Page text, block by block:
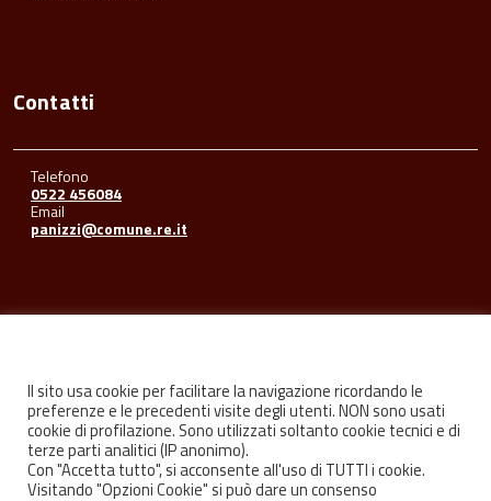
Contatti
Telefono
0522 456084
Email
panizzi@comune.re.it
FacebookYoutubeInstagram
Il sito usa cookie per facilitare la navigazione ricordando le
preferenze e le precedenti visite degli utenti. NON sono usati
cookie di profilazione. Sono utilizzati soltanto cookie tecnici e di
terze parti analitici (IP anonimo).
Con "Accetta tutto", si acconsente all'uso di TUTTI i cookie.
Visitando "Opzioni Cookie" si può dare un consenso